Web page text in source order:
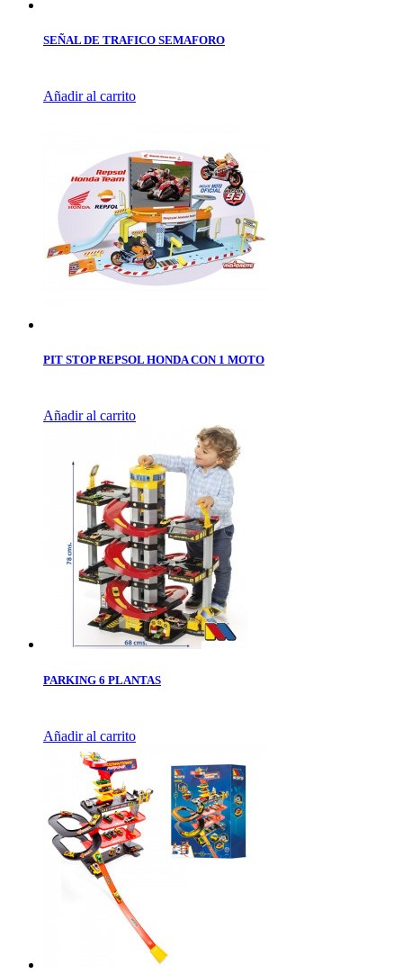
SEÑAL DE TRAFICO SEMAFORO
Añadir al carrito
PIT STOP REPSOL HONDA CON 1 MOTO
Añadir al carrito
PARKING 6 PLANTAS
Añadir al carrito